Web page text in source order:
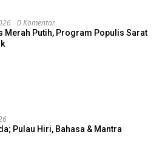
0 Komentar
Merah Putih, Program Populis Sarat
Pulau Hiri, Bahasa & Mantra